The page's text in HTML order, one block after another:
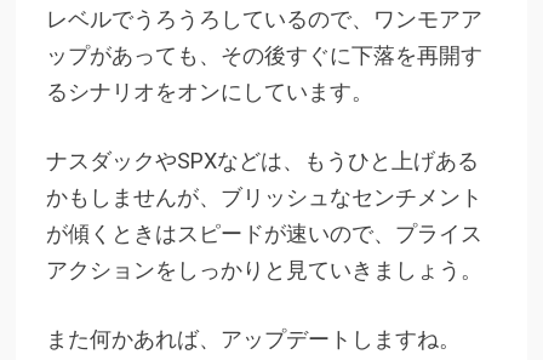
レベルでうろうろしているので、ワンモアア
ップがあっても、その後すぐに下落を再開す
るシナリオをオンにしています。
ナスダックやSPXなどは、もうひと上げある
かもしませんが、ブリッシュなセンチメント
が傾くときはスピードが速いので、プライス
アクションをしっかりと見ていきましょう。
また何かあれば、アップデートしますね。